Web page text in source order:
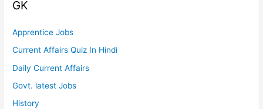
GK
Apprentice Jobs
Current Affairs Quiz In Hindi
Daily Current Affairs
Govt. latest Jobs
History